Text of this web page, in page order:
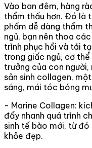
Vào ban đêm, hàng
thẩm thấu hơn. Đó là
phẩm dễ dàng thẩm
ngủ, bạn nên thoa
trình phục hồi và tái
trong giấc ngủ, cơ
trưởng của con
sản sinh collagen,
sáng, mái tóc bóng
- Marine Collagen:
đẩy nhanh quá trình
sinh tế bào mới, từ đó
khỏe đẹp.